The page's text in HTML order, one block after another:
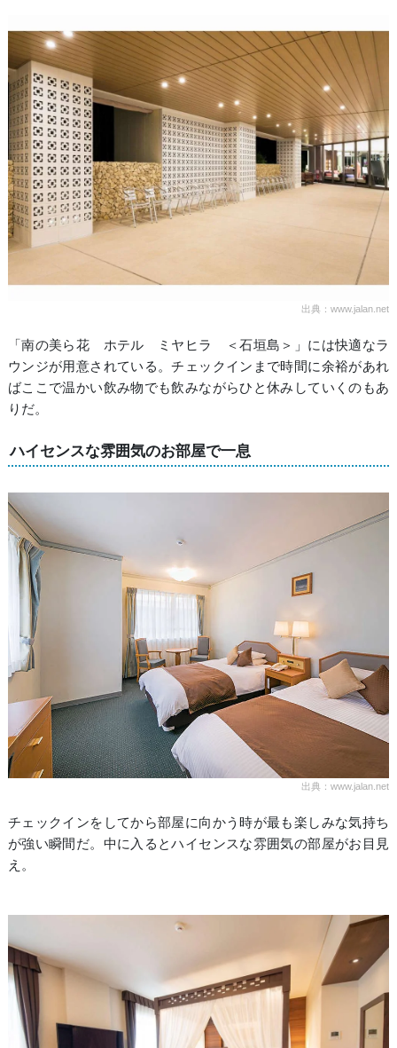
出典：www.jalan.net
「南の美ら花 ホテル ミヤヒラ ＜石垣島＞」には快適なラ
ウンジが用意されている。チェックインまで時間に余裕があれ
ばここで温かい飲み物でも飲みながらひと休みしていくのもあ
りだ。
ハイセンスな雰囲気のお部屋で一息
出典：www.jalan.net
チェックインをしてから部屋に向かう時が最も楽しみな気持ち
が強い瞬間だ。中に入るとハイセンスな雰囲気の部屋がお目見
え。